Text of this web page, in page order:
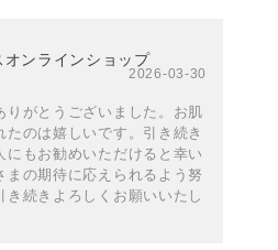
オンラインショップ
2026-03-30
りがとうございました。お肌
たのは嬉しいです。引き続き
にもお勧めいただけると幸い
まの期待に応えられるよう努
き続きよろしくお願いいたし